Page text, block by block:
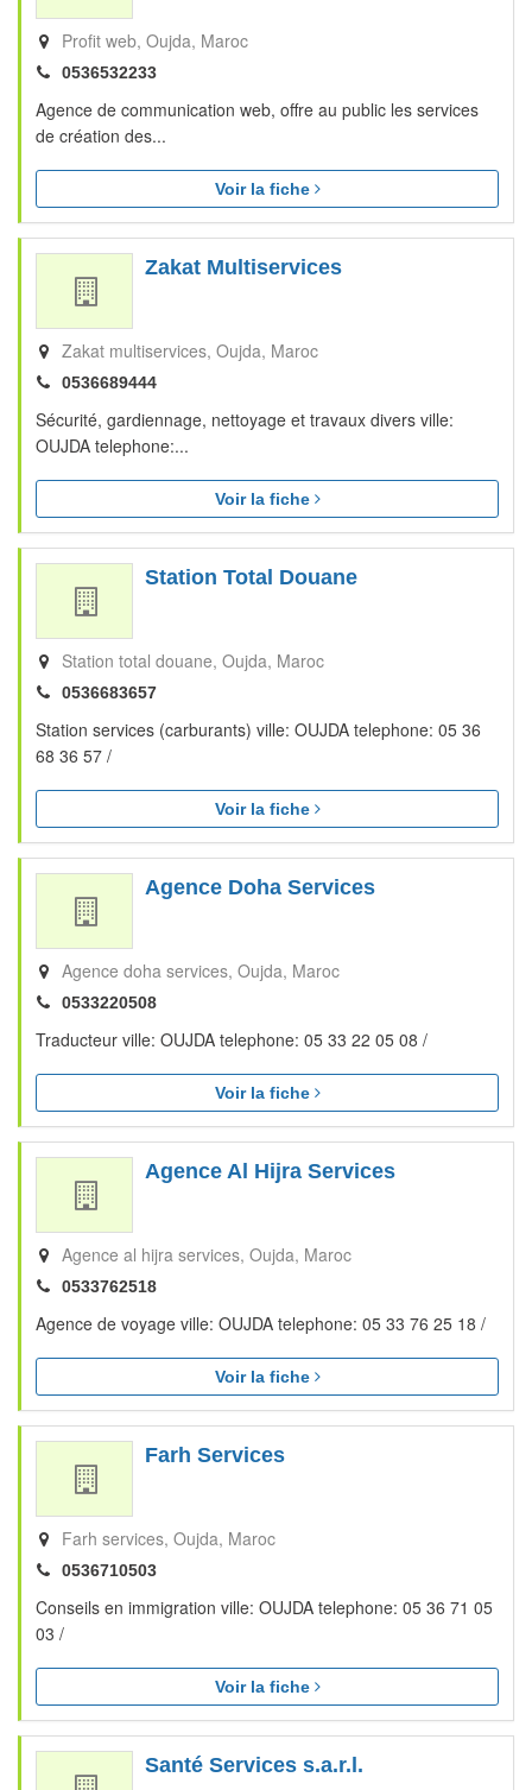
Profit web Oujda Maroc
0536532233
Agence de communication web, offre au public les services
de création des...
Voir la fiche
Zakat Multiservices
Zakat multiservices Oujda Maroc
0536689444
Sécurité, gardiennage, nettoyage et travaux divers ville:
OUJDA telephone:...
Voir la fiche
Station Total Douane
Station total douane Oujda Maroc
0536683657
Station services (carburants) ville: OUJDA telephone: 05 36
68 36 57 /
Voir la fiche
Agence Doha Services
Agence doha services Oujda Maroc
0533220508
Traducteur ville: OUJDA telephone: 05 33 22 05 08 /
Voir la fiche
Agence Al Hijra Services
Agence al hijra services Oujda Maroc
0533762518
Agence de voyage ville: OUJDA telephone: 05 33 76 25 18 /
Voir la fiche
Farh Services
Farh services Oujda Maroc
0536710503
Conseils en immigration ville: OUJDA telephone: 05 36 71 05
03 /
Voir la fiche
Santé Services s.a.r.l.